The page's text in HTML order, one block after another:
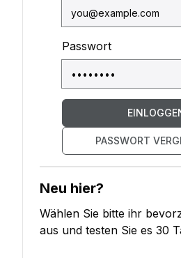
Passwort
PASSWORT
Neu hier?
Wählen Sie bitte ihr
aus und testen Sie es 30